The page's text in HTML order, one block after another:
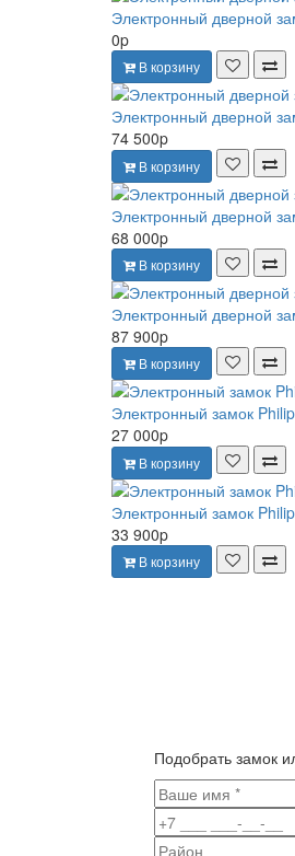
Электронный дверной
0p
В корзину
Электронный дверной
74 500p
В корзину
Электронный дверной
68 000p
В корзину
Электронный дверной
87 900p
В корзину
Электронный замок
27 000p
В корзину
Электронный замок
33 900p
В корзину
Подобрать замок